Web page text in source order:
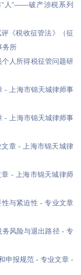
“人”——破产涉税系列
《税收征管法》（征
务所
人所得税征管问题研
- 上海市锦天城律师事
- 上海市锦天城律师事
章 - 上海市锦天城律
- 上海市锦天城律师
与紧迫性 - 专业文章
务风险与退出路径 - 专
申报规范 - 专业文章 -